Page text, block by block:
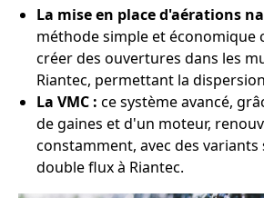
La mise en place d'aérations
méthode simple et économique
créer des ouvertures dans les
Riantec, permettant la
La VMC : ce système avancé,
de gaines et d'un moteur,
constamment, avec des variants
double flux à Riantec.